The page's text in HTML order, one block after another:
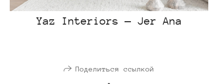
Yaz Interiors — Jer Ana
Поделиться ссылкой